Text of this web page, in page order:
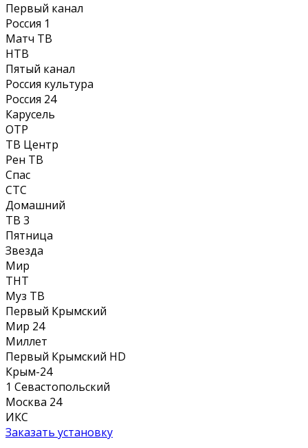
Первый канал
Россия 1
Матч ТВ
НТВ
Пятый канал
Россия культура
Россия 24
Карусель
ОТР
ТВ Центр
Рен ТВ
Спас
СТС
Домашний
ТВ 3
Пятница
Звезда
Мир
ТНТ
Муз ТВ
Первый Крымский
Мир 24
Миллет
Первый Крымский HD
Крым-24
1 Севастопольский
Москва 24
ИКС
Заказать установку